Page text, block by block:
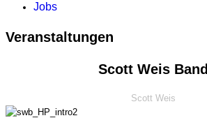
Jobs
Veranstaltungen
Scott Weis Band
Scott Weis